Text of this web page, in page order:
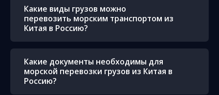
Какие виды грузов можно
перевозить морским транспортом из
Китая в Россию?
Какие документы необходимы для
морской перевозки грузов из Китая в
Россию?